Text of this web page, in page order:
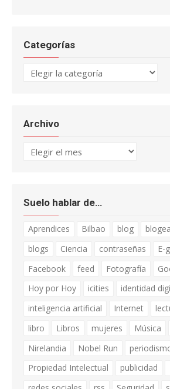
Categorías
Categorías
Archivo
Archivo
Suelo hablar de…
Aprendices Bilbao blog
blogs
Ciencia contraseñas E-
Facebook
feed Fotografía
Hoy por Hoy
icities
identidad
inteligencia artificial
Internet
libro
Libros mujeres Música
Nirelandia
Nobel Run
Propiedad Intelectual
publicidad